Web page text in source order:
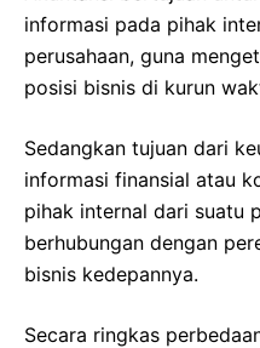
informasi pada pihak
perusahaan, guna
posisi bisnis di kurun
Sedangkan tujuan dari
informasi finansial atau
pihak internal dari suatu
berhubungan dengan
bisnis kedepannya.
Secara ringkas